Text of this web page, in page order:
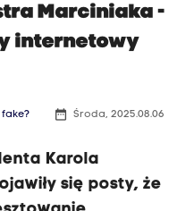
Marciniaka -
internetowy
fake? date_range Środa, 2025.08.06
Karola
się posty, że